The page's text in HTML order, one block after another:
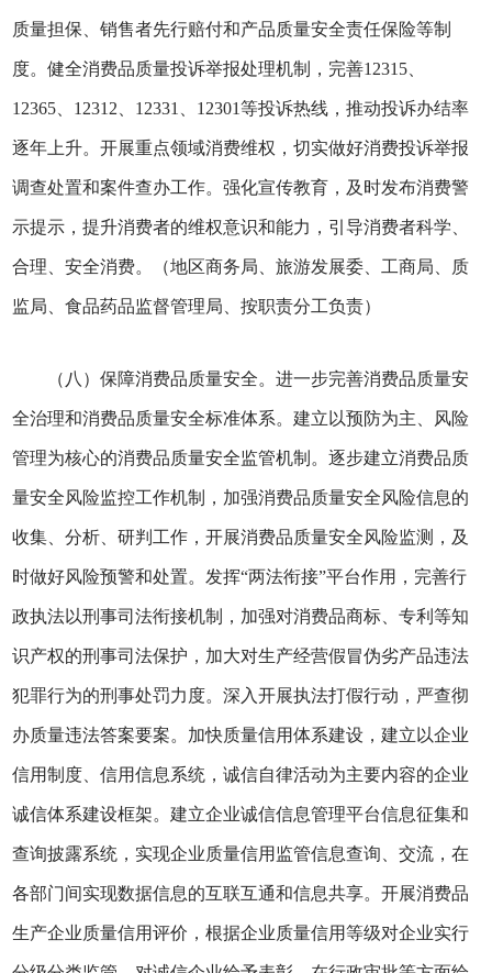
质量担保、销售者先行赔付和产品质量安全责任保险等制
度。健全消费品质量投诉举报处理机制，完善12315、
12365、12312、12331、12301等投诉热线，推动投诉办结率
逐年上升。开展重点领域消费维权，切实做好消费投诉举报
调查处置和案件查办工作。强化宣传教育，及时发布消费警
示提示，提升消费者的维权意识和能力，引导消费者科学、
合理、安全消费。（地区商务局、旅游发展委、工商局、质
监局、食品药品监督管理局、按职责分工负责）
（八）保障消费品质量安全。进一步完善消费品质量安
全治理和消费品质量安全标准体系。建立以预防为主、风险
管理为核心的消费品质量安全监管机制。逐步建立消费品质
量安全风险监控工作机制，加强消费品质量安全风险信息的
收集、分析、研判工作，开展消费品质量安全风险监测，及
时做好风险预警和处置。发挥“两法衔接”平台作用，完善行
政执法以刑事司法衔接机制，加强对消费品商标、专利等知
识产权的刑事司法保护，加大对生产经营假冒伪劣产品违法
犯罪行为的刑事处罚力度。深入开展执法打假行动，严查彻
办质量违法答案要案。加快质量信用体系建设，建立以企业
信用制度、信用信息系统，诚信自律活动为主要内容的企业
诚信体系建设框架。建立企业诚信信息管理平台信息征集和
查询披露系统，实现企业质量信用监管信息查询、交流，在
各部门间实现数据信息的互联互通和信息共享。开展消费品
生产企业质量信用评价，根据企业质量信用等级对企业实行